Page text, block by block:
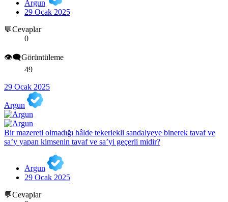
Argun
29 Ocak 2025
💬Cevaplar
0
👁️‍🗨️Görüntüleme
49
29 Ocak 2025
Argun
Bir mazereti olmadığı hâlde tekerlekli sandalyeye binerek tavaf ve
sa’y yapan kimsenin tavaf ve sa’yi geçerli midir?
Argun
29 Ocak 2025
💬Cevaplar